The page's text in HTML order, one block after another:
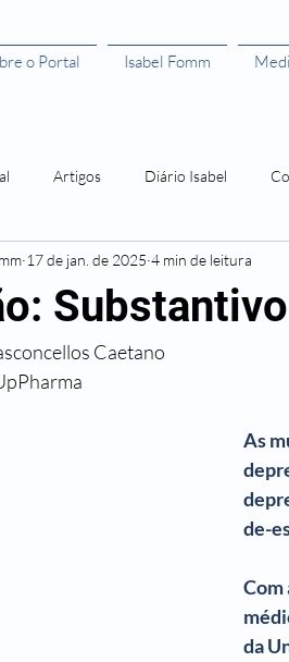
o Portal Isabel Fomm
Artigos Diário Isabel
Todas as Mulheres São Bruxas"
leitura grátis Histórias de Mulher
Um Castelo
17 de jan. de 2025 4 min de leitura
Caetano
As
de-
Com
da